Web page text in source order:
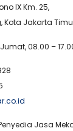
IX Km. 25,
Jakarta
08.00 –
Jasa